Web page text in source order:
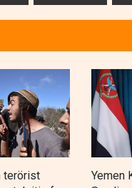
terörist
Yemen